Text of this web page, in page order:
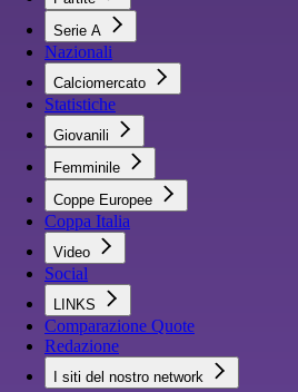
Serie A
Nazionali
Calciomercato
Statistiche
Giovanili
Femminile
Coppe Europee
Coppa Italia
Video
Social
LINKS
Comparazione Quote
Redazione
I siti del nostro network